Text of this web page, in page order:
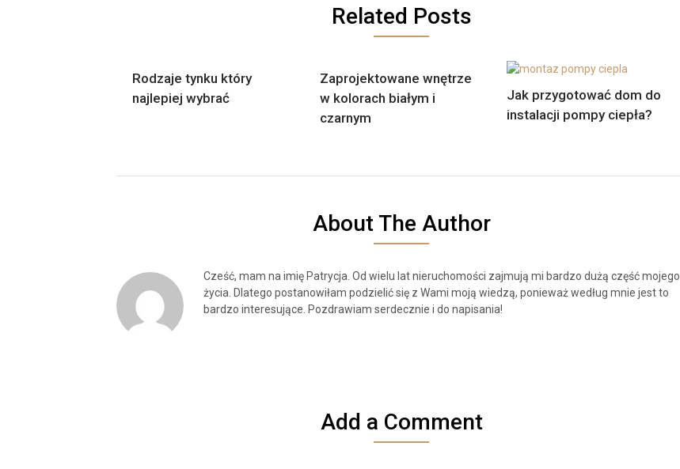
Related Posts
Rodzaje tynku który
najlepiej wybrać
Zaprojektowane wnętrze
w kolorach białym i
czarnym
Jak przygotować dom do
instalacji pompy ciepła?
About The Author
Cześć, mam na imię Patrycja. Od wielu lat nieruchomości zajmują mi bardzo dużą część mojego
życia. Dlatego postanowiłam podzielić się z Wami moją wiedzą, ponieważ według mnie jest to
bardzo interesujące. Pozdrawiam serdecznie i do napisania!
Add a Comment